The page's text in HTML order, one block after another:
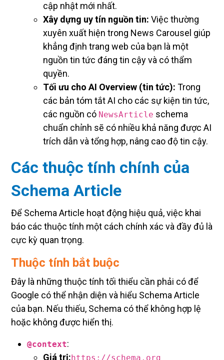
cập nhật mới nhất.
Xây dựng uy tín nguồn tin: Việc thường
xuyên xuất hiện trong News Carousel giúp
khẳng định trang web của bạn là một
nguồn tin tức đáng tin cậy và có thẩm
quyền.
Tối ưu cho AI Overview (tin tức): Trong
các bản tóm tắt AI cho các sự kiện tin tức,
các nguồn có NewsArticle schema
chuẩn chỉnh sẽ có nhiều khả năng được AI
trích dẫn và tổng hợp, nâng cao độ tin cậy.
Các thuộc tính chính của
Schema Article
Để Schema Article hoạt động hiệu quả, việc khai
báo các thuộc tính một cách chính xác và đầy đủ là
cực kỳ quan trọng.
Thuộc tính bắt buộc
Đây là những thuộc tính tối thiểu cần phải có để
Google có thể nhận diện và hiểu Schema Article
của bạn. Nếu thiếu, Schema có thể không hợp lệ
hoặc không được hiển thị.
@context:
Giá trị: https://schema.org